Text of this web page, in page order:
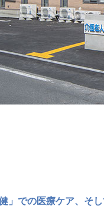
」での医療ケア、そ